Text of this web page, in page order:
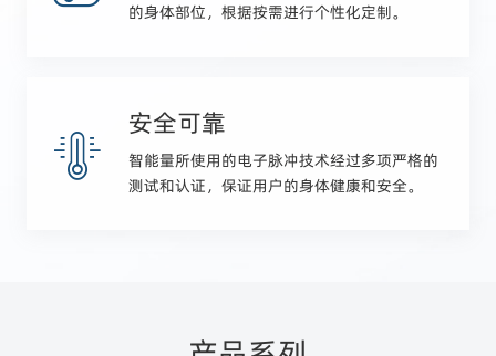
的身体部位，根据按需进行个性化定制。
安全可靠
智能量所使用的电子脉冲技术经过多项严格的
测试和认证，保证用户的身体健康和安全。